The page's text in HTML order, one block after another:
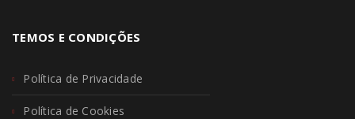
TEMOS E CONDIÇÕES
Política de Privacidade
Política de Cookies